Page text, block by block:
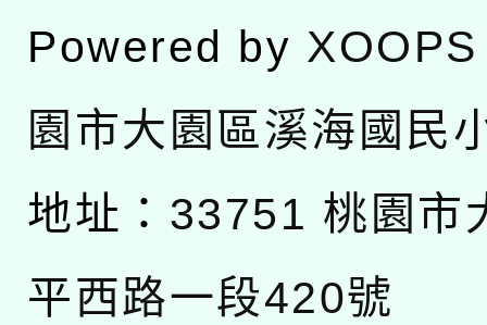
Powered by XOOPS
園市大園區溪海國民
地址： 33751 桃園市
平西路一段420號